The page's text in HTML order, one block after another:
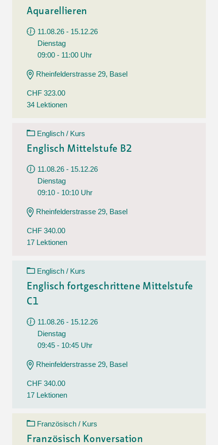
Aquarellieren
11.08.26 - 15.12.26
Dienstag
09:00 - 11:00 Uhr
Rheinfelderstrasse 29, Basel
CHF 323.00
34 Lektionen
Englisch / Kurs
Englisch Mittelstufe B2
11.08.26 - 15.12.26
Dienstag
09:10 - 10:10 Uhr
Rheinfelderstrasse 29, Basel
CHF 340.00
17 Lektionen
Englisch / Kurs
Englisch fortgeschrittene Mittelstufe
C1
11.08.26 - 15.12.26
Dienstag
09:45 - 10:45 Uhr
Rheinfelderstrasse 29, Basel
CHF 340.00
17 Lektionen
Französisch / Kurs
Französisch Konversation